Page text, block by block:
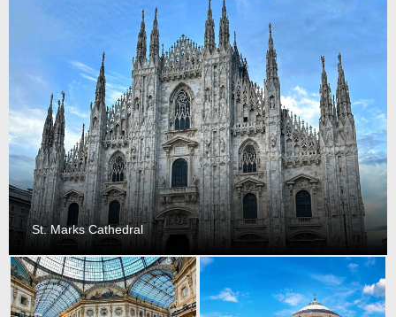
St. Marks Cathedral